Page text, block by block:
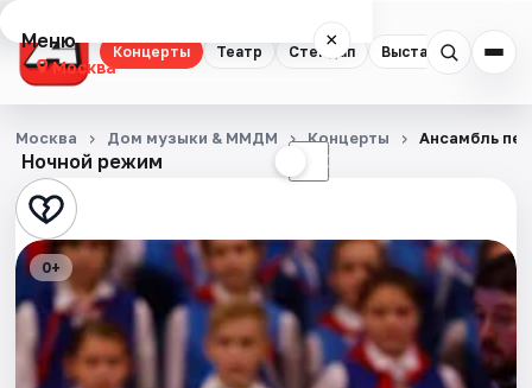
Концерты Театр Стендап Выставки
Меню ×
Москва
Концерты
Театр
Стендап
Выставки
Квесты
Ночной режим ☾
Москва Дом музыки & ММДМ Концерты Ансамбль
0+